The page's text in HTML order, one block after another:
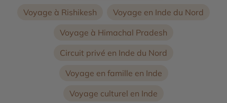
Voyage à Rishikesh
Voyage en Inde du Nord
Voyage à Himachal Pradesh
Circuit privé en Inde du Nord
Voyage en famille en Inde
Voyage culturel en Inde